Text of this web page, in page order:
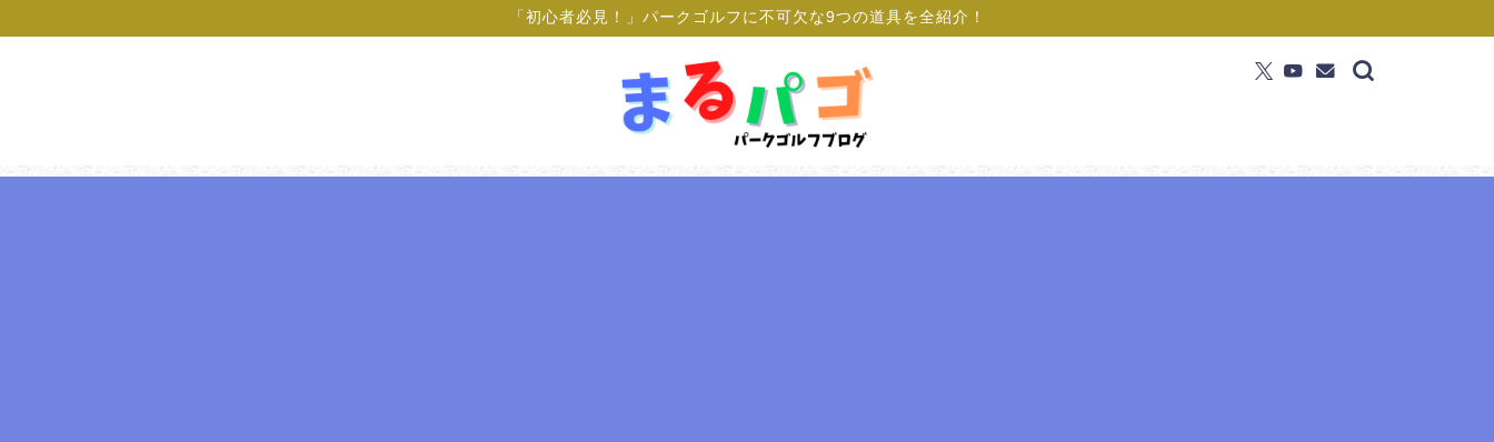
「初心者必見！」パークゴルフに不可欠な9つの道具を全紹介！